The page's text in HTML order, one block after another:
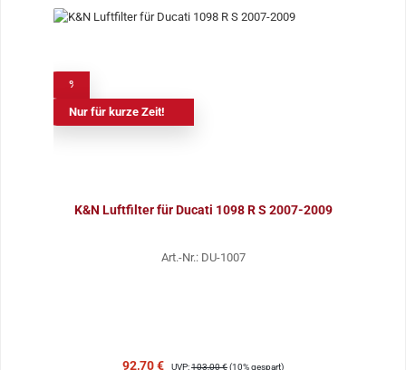
Nur für kurze Zeit!
K&N Luftfilter für Ducati 1098 R S 2007-2009
Art.-Nr.: DU-1007
Verkaufspreis:
92,70 € Regulärer Preis:
UVP:103,00 €(10% gespart)